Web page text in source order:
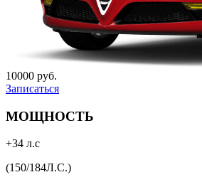
10000 руб.
Записаться
МОЩНОСТЬ
+34 л.с
(150/184Л.С.)